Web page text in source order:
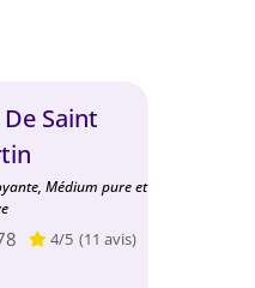
Saint
Médium pure et
4/5 (11 avis)